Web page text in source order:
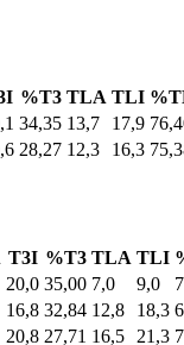
%T3 TLA TLI
34,35 13,7 17,9
28,27 12,3 16,3
T3I %T3 TLA TLI
20,0 35,00 7,0 9,0
16,8 32,84 12,8 18,3
20,8 27,71 16,5 21,3